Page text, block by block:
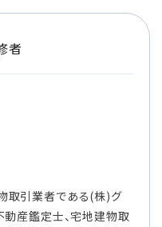
者
取引業者である(株)グ
動産鑑定士、宅地建物取